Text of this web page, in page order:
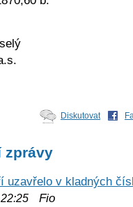
Diskutovat
zprávy
uzavřelo v kladných
Fio